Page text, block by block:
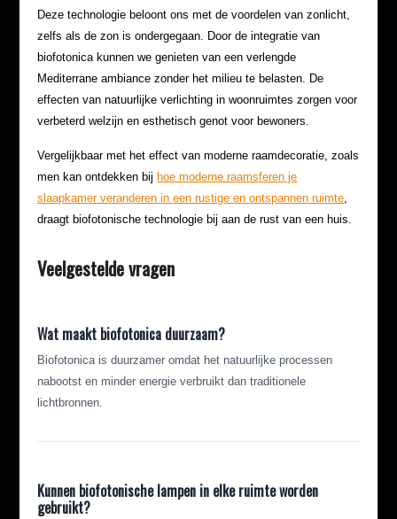
Deze technologie beloont ons met de voordelen van zonlicht,
zelfs als de zon is ondergegaan. Door de integratie van
biofotonica kunnen we genieten van een verlengde
Mediterrane ambiance zonder het milieu te belasten. De
effecten van natuurlijke verlichting in woonruimtes zorgen voor
verbeterd welzijn en esthetisch genot voor bewoners.
Vergelijkbaar met het effect van moderne raamdecoratie, zoals
men kan ontdekken bij hoe moderne raamsferen je
slaapkamer veranderen in een rustige en ontspannen ruimte,
draagt biofotonische technologie bij aan de rust van een huis.
Veelgestelde vragen
Wat maakt biofotonica duurzaam?
Biofotonica is duurzamer omdat het natuurlijke processen
nabootst en minder energie verbruikt dan traditionele
lichtbronnen.
Kunnen biofotonische lampen in elke ruimte worden
gebruikt?